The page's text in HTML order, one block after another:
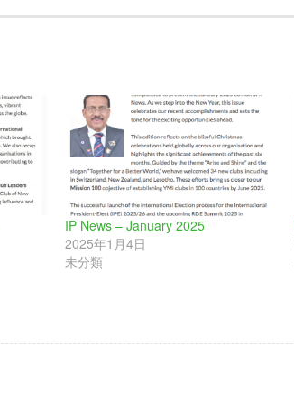
IP News – January 2025
2025年1月4日
未分類